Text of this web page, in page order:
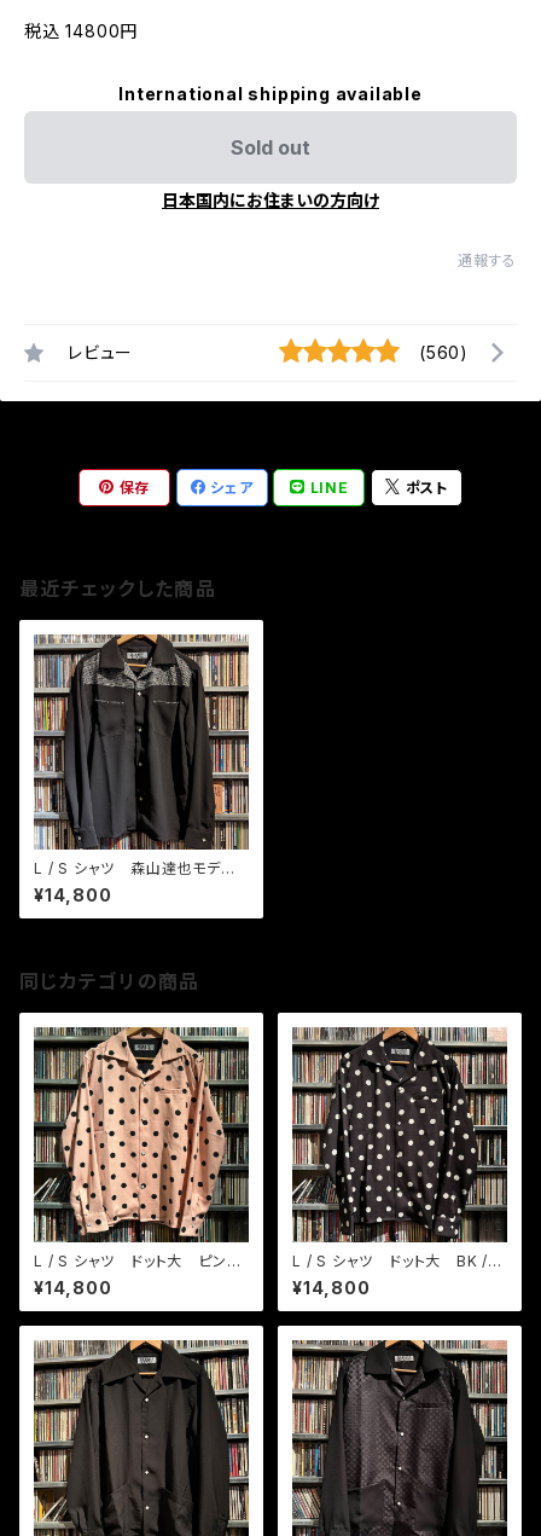
税込 14800円
International shipping available
Sold out
日本国内にお住まいの方向け
通報する
レビュー (560)
保存 シェア LINE ポスト
最近チェックした商品
L / S シャツ 森山達也モデ
ル ヒビヤナイト BK / GYラメ
¥14,800
同じカテゴリの商品
L / S シャツ ドット大 ピンク/
BK
¥14,800
L / S シャツ ドット大 BK /
ホワイト
¥14,800